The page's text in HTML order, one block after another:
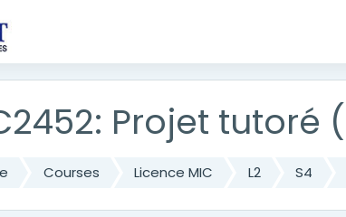
Projet
Courses Licence MIC L2 S4